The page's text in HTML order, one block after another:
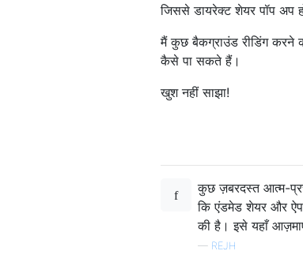
जिससे डायरेक्ट शेयर पॉप अप
मैं कुछ बैकग्राउंड रीडिंग
कैसे पा सकते हैं।
खुश नहीं साझा!
कुछ ज़बरदस्त आत्म-
कि एंडमेड शेयर और
की है। इसे यहाँ
— REJH